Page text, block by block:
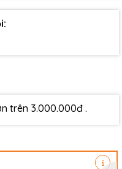
trên 3.000.000đ .